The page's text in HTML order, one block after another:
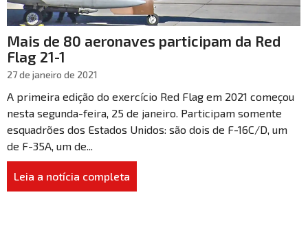
Mais de 80 aeronaves participam da Red
Flag 21-1
27 de janeiro de 2021
A primeira edição do exercício Red Flag em 2021 começou
nesta segunda-feira, 25 de janeiro. Participam somente
esquadrões dos Estados Unidos: são dois de F-16C/D, um
de F-35A, um de...
Leia a notícia completa